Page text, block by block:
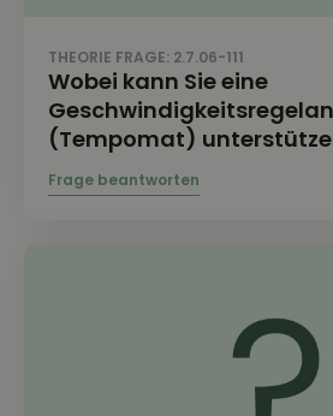
THEORIE FRAGE: 2.7.06-111
Wobei kann Sie eine
(Tempomat)